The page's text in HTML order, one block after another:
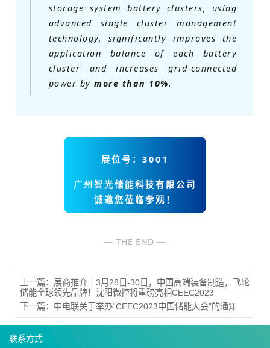
storage system battery clusters, using
advanced single cluster management
technology, significantly improves the
application balance of each battery
cluster and increases grid-connected
power bymore than 10%.
展位号：3001
广州智光储能科技有限公司
诚邀您莅临参观！
— THE END —
上一篇： 展商推介︱3月28日-30日，中国高端装备制造，飞轮
储能全球领先品牌！沈阳微控将重磅亮相CEEC2023
下一篇： 中电联关于举办“CEEC2023中国储能大会”的通知
联系方式